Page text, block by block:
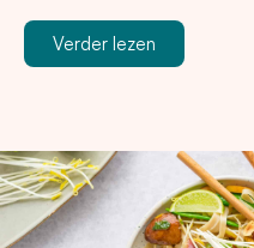
Verder lezen